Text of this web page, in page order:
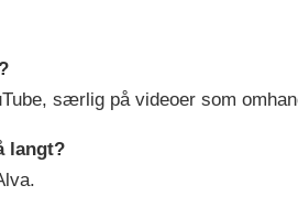
særlig på videoer som
langt?